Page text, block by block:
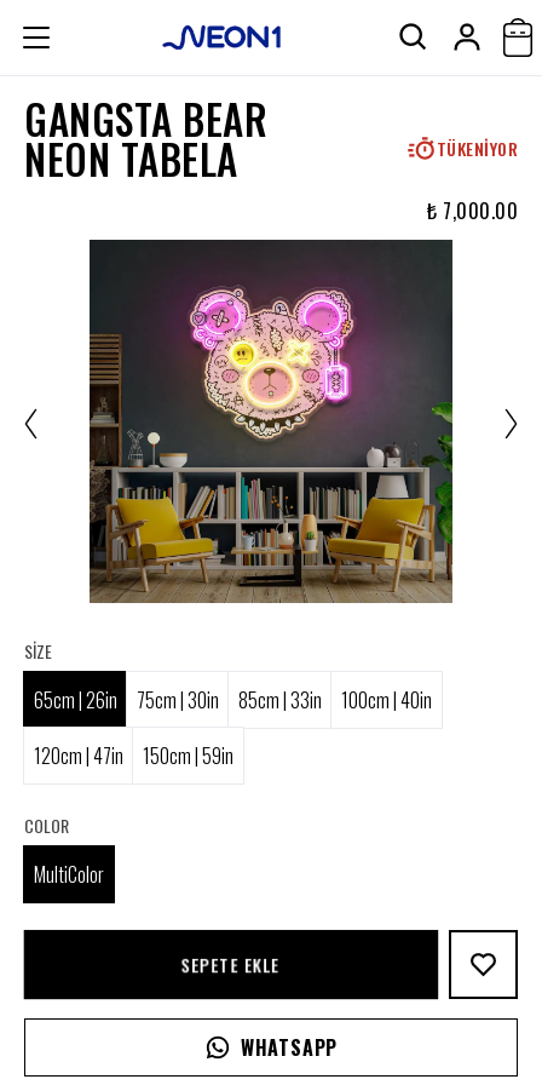
GANGSTA BEAR
NEON TABELA TÜKENIYOR
₺ 7,000.00
SIZE
65cm | 26in 75cm | 30in 85cm | 33in
100cm | 40in
120cm | 47in
150cm | 59in
COLOR
MultiColor
SEPETE EKLE
WHATSAPP